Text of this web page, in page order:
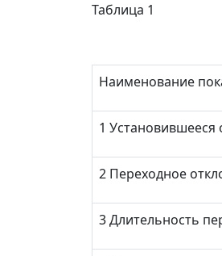
Таблица 1
Наименование
1 Установившееся
2 Переходное
3 Длительность